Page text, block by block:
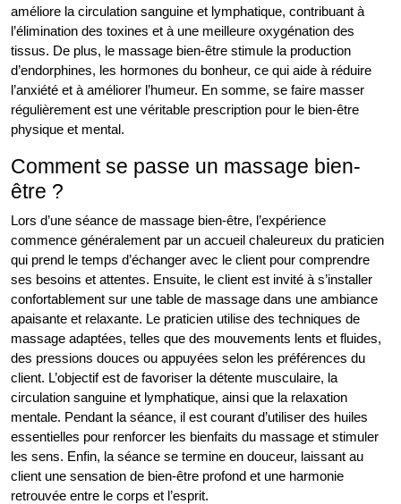
améliore la circulation sanguine et lymphatique, contribuant à
l’élimination des toxines et à une meilleure oxygénation des
tissus. De plus, le massage bien-être stimule la production
d’endorphines, les hormones du bonheur, ce qui aide à réduire
l’anxiété et à améliorer l’humeur. En somme, se faire masser
régulièrement est une véritable prescription pour le bien-être
physique et mental.
Comment se passe un massage bien-
être ?
Lors d’une séance de massage bien-être, l’expérience
commence généralement par un accueil chaleureux du praticien
qui prend le temps d’échanger avec le client pour comprendre
ses besoins et attentes. Ensuite, le client est invité à s’installer
confortablement sur une table de massage dans une ambiance
apaisante et relaxante. Le praticien utilise des techniques de
massage adaptées, telles que des mouvements lents et fluides,
des pressions douces ou appuyées selon les préférences du
client. L’objectif est de favoriser la détente musculaire, la
circulation sanguine et lymphatique, ainsi que la relaxation
mentale. Pendant la séance, il est courant d’utiliser des huiles
essentielles pour renforcer les bienfaits du massage et stimuler
les sens. Enfin, la séance se termine en douceur, laissant au
client une sensation de bien-être profond et une harmonie
retrouvée entre le corps et l’esprit.